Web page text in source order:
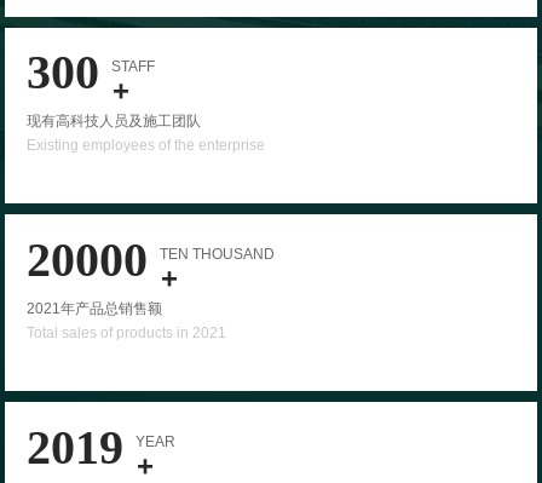
300 +
STAFF
现有高科技人员及施工团队
Existing employees of the enterprise
20000 +
TEN THOUSAND
2021年产品总销售额
Total sales of products in 2021
2019 +
YEAR